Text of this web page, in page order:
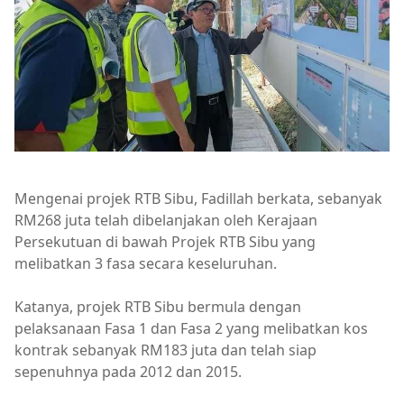
Mengenai projek RTB Sibu, Fadillah berkata, sebanyak
RM268 juta telah dibelanjakan oleh Kerajaan
Persekutuan di bawah Projek RTB Sibu yang
melibatkan 3 fasa secara keseluruhan.
Katanya, projek RTB Sibu bermula dengan
pelaksanaan Fasa 1 dan Fasa 2 yang melibatkan kos
kontrak sebanyak RM183 juta dan telah siap
sepenuhnya pada 2012 dan 2015.